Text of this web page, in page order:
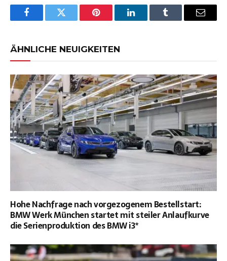
FacebookTwitter Pinterest LinkedInTumblr Email
ÄHNLICHE NEUIGKEITEN
Hohe Nachfrage nach vorgezogenem Bestellstart:
BMW Werk München startet mit steiler Anlaufkurve
die Serienproduktion des BMW i3*